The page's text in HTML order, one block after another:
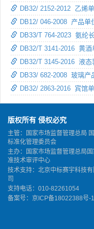
DB32/ 2152-2012 乙烯
DB12/ 046-2008 产品单
DB33/T 764-2023 氨纶
DB32/T 3141-2016 黄
DB32/T 3145-2016 液
DB33/ 682-2008 玻璃产
DB32/ 2863-2016 宾馆
版权所有 侵权必究
主管：国家市场监督管理总局
标准化管理委员会
主办：国家市场监督管理总局
准技术审评中心
技术支持：北京中标赛宇科技
司
支持电话：010-82261054
备案号： 京ICP备18022388号-1